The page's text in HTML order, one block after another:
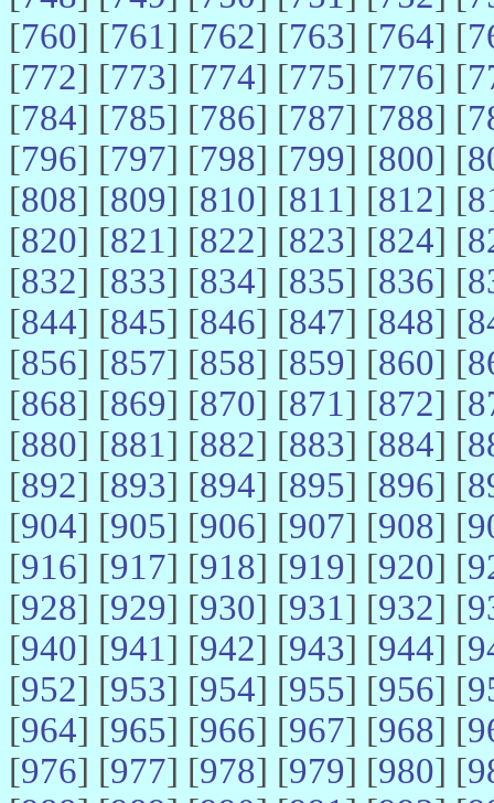
[760] [761] [762] [763] [764] [
[772] [773] [774] [775] [776] [
[784] [785] [786] [787] [788] [
[796] [797] [798] [799] [800] [
[808] [809] [810] [811] [812] [
[820] [821] [822] [823] [824] [
[832] [833] [834] [835] [836] [
[844] [845] [846] [847] [848] [
[856] [857] [858] [859] [860] [
[868] [869] [870] [871] [872] [
[880] [881] [882] [883] [884] [
[892] [893] [894] [895] [896] [
[904] [905] [906] [907] [908] [
[916] [917] [918] [919] [920] [
[928] [929] [930] [931] [932] [
[940] [941] [942] [943] [944] [
[952] [953] [954] [955] [956] [
[964] [965] [966] [967] [968] [
[976] [977] [978] [979] [980] [